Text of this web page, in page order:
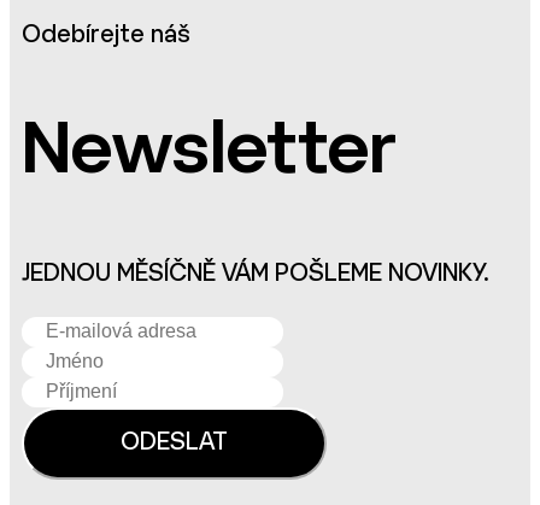
Odebírejte náš
Newsletter
JEDNOU MĚSÍČNĚ VÁM POŠLEME NOVINKY.